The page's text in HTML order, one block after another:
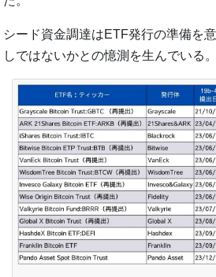
シード資金調達はETF発行の準備を
しではないかとの憶測を生んでいる。